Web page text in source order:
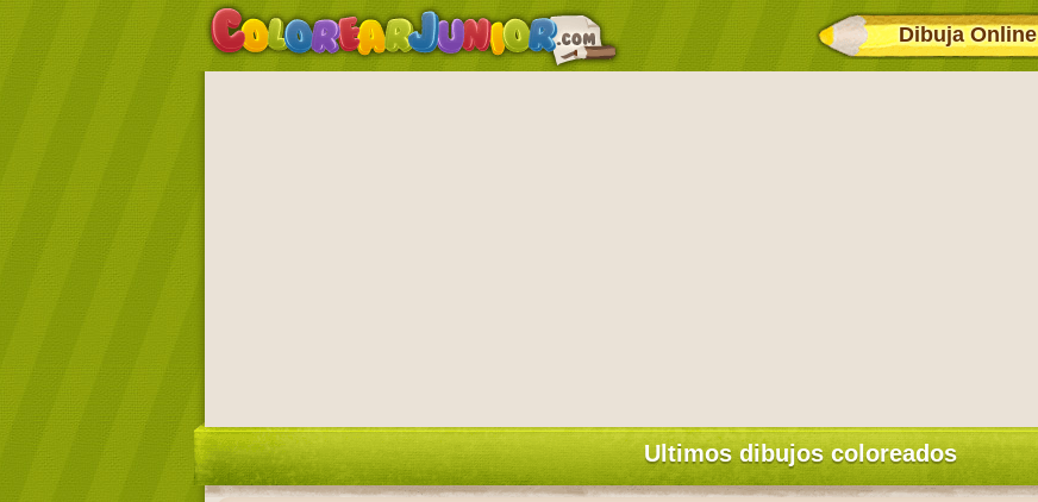
Dibuja Online
Ultimos dibujos coloreados